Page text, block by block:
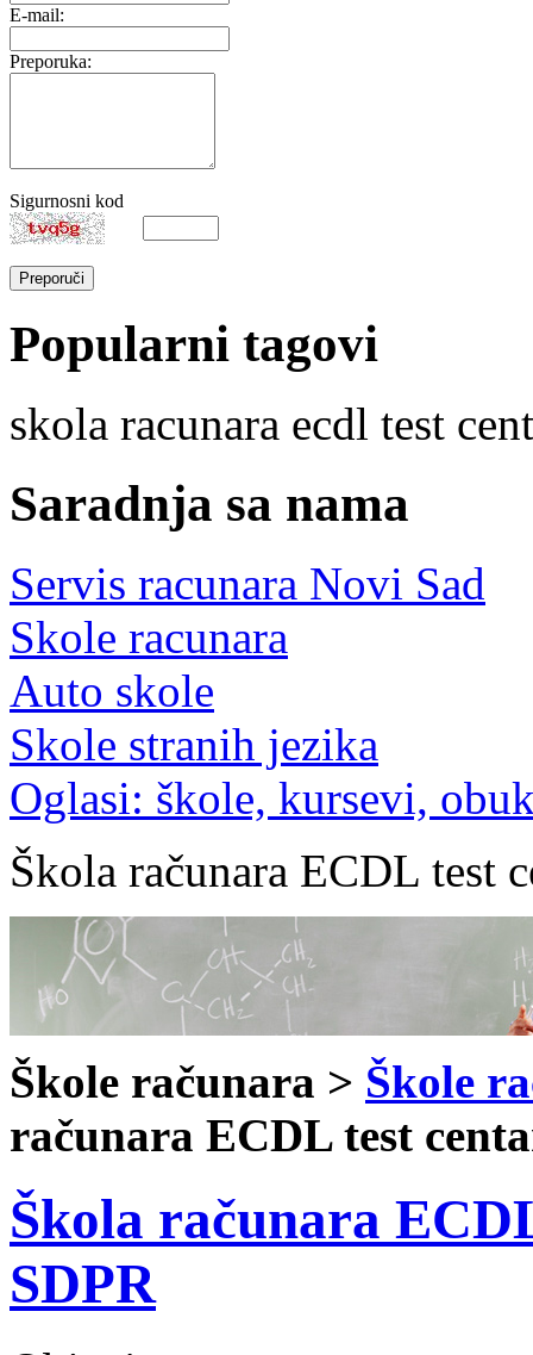
E-mail:
Preporuka:
Sigurnosni kod
Popularni tagovi
skola racunara ecdl test
Saradnja sa nama
Servis racunara Novi Sad
Skole racunara
Auto skole
Skole stranih jezika
Oglasi: škole, kursevi,
Škola računara ECDL test
Škole računara > Škole
računara ECDL test
Škola računara
SDPR